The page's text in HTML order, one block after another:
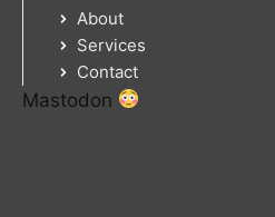
About
Services
Contact
Mastodon